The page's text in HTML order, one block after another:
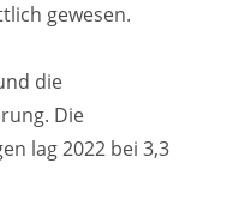
gewesen.
die
Die
lag 2022 bei 3,3